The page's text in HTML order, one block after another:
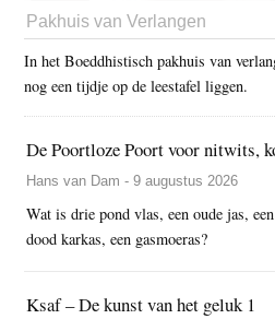
Pakhuis van Verlangen
In het Boeddhistisch pakhuis van
nog een tijdje op de leestafel liggen.
De Poortloze Poort voor nitwits,
Hans van Dam - 9 augustus 2026
Wat is drie pond vlas, een oude jas,
dood karkas, een gasmoeras?
Ksaf – De kunst van het geluk 1